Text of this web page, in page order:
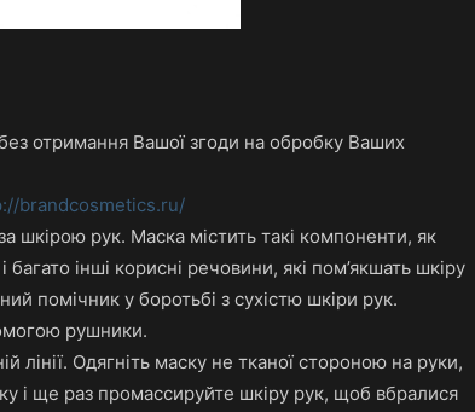
отримання Вашої згоди на обробку Ваших
brandcosmetics.ru/
шкірою рук. Маска містить такі компоненти, як
інші корисні речовини, які пом’якшать шкіру
помічник у боротьбі з сухістю шкіри рук.
рушники.
лінії. Одягніть маску не тканої стороною на руки,
і ще раз промассируйте шкіру рук, щоб вбралися